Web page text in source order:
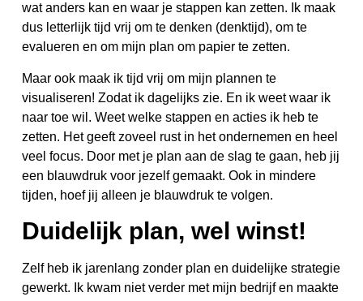
wat anders kan en waar je stappen kan zetten. Ik maak
dus letterlijk tijd vrij om te denken (denktijd), om te
evalueren en om mijn plan om papier te zetten.
Maar ook maak ik tijd vrij om mijn plannen te
visualiseren! Zodat ik dagelijks zie. En ik weet waar ik
naar toe wil. Weet welke stappen en acties ik heb te
zetten. Het geeft zoveel rust in het ondernemen en heel
veel focus. Door met je plan aan de slag te gaan, heb jij
een blauwdruk voor jezelf gemaakt. Ook in mindere
tijden, hoef jij alleen je blauwdruk te volgen.
Duidelijk plan, wel winst!
Zelf heb ik jarenlang zonder plan en duidelijke strategie
gewerkt. Ik kwam niet verder met mijn bedrijf en maakte